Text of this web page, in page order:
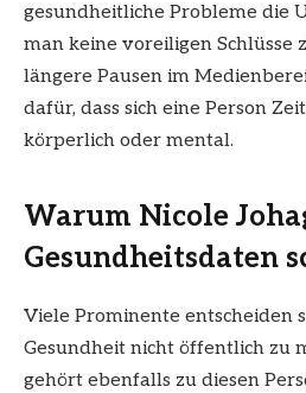
gesundheitliche Probleme die
man keine voreiligen Schlüsse
längere Pausen im
dafür, dass sich eine Person
körperlich oder mental.
Warum Nicole
Gesundheitsdaten
Viele Prominente entscheiden
Gesundheit nicht öffentlich zu
gehört ebenfalls zu diesen